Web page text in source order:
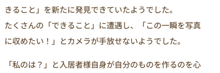
きること」を新たに発見できていたようでした。
たくさんの「できること」に遭遇し、「この一瞬を写真
に収めたい！」とカメラが手放せないようでした。
「私のは？」と入居者様自身が自分のものを作るのを心